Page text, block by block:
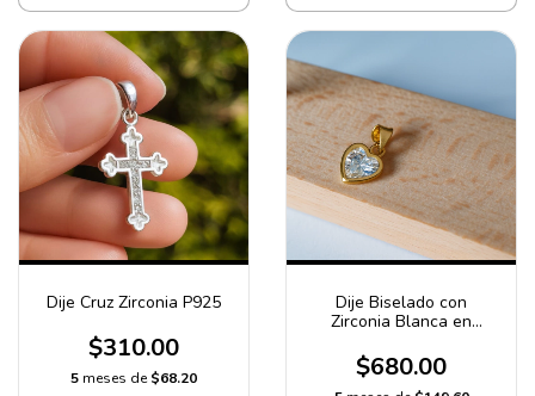
Dije Cruz Zirconia P925
$310.00
5 meses de$68.20
Dije Biselado con
Zirconia Blanca en
Oro 10K
$680.00